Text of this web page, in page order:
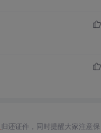
归还证件，同时提醒大家注意保